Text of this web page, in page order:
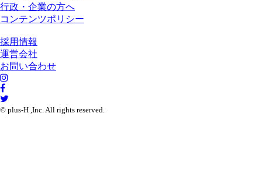
行政・企業の方へ
コンテンツポリシー
採用情報
運営会社
お問い合わせ
© plus-H ,Inc. All rights reserved.